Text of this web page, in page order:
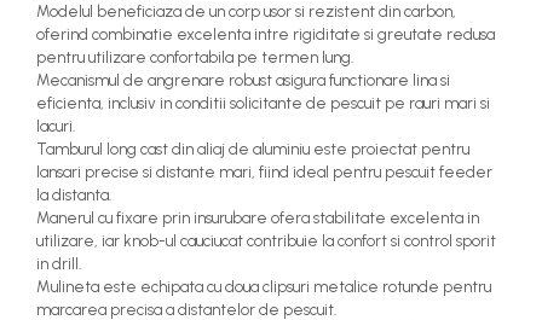
Modelul beneficiaza de un corp usor si rezistent din carbon,
oferind combinatie excelenta intre rigiditate si greutate redusa
pentru utilizare confortabila pe termen lung.
Mecanismul de angrenare robust asigura functionare lina si
eficienta, inclusiv in conditii solicitante de pescuit pe rauri mari si
lacuri.
Tamburul long cast din aliaj de aluminiu este proiectat pentru
lansari precise si distante mari, fiind ideal pentru pescuit feeder
la distanta.
Manerul cu fixare prin insurubare ofera stabilitate excelenta in
utilizare, iar knob-ul cauciucat contribuie la confort si control sporit
in drill.
Mulineta este echipata cu doua clipsuri metalice rotunde pentru
marcarea precisa a distantelor de pescuit.